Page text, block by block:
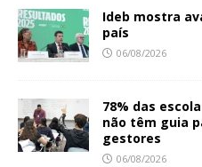
Ideb mostra
país
06/08/2026
78% das
não têm guia
gestores
06/08/2026